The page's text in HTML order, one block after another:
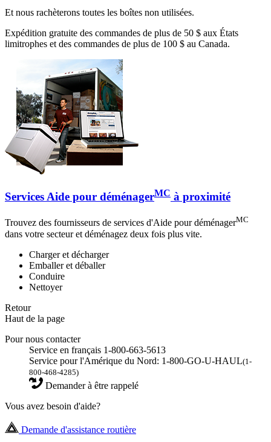
Et nous rachèterons toutes les boîtes non utilisées.
Expédition gratuite des commandes de plus de 50 $ aux États
limitrophes et des commandes de plus de 100 $ au Canada.
Services Aide pour déménagerMC à proximité
Trouvez des fournisseurs de services d'Aide pour déménagerMC
dans votre secteur et déménagez deux fois plus vite.
Charger et décharger
Emballer et déballer
Conduire
Nettoyer
Retour
Haut de la page
Pour nous contacter
Service en français 1-800-663-5613
Service pour l'Amérique du Nord: 1-800-GO-U-HAUL(1-
800-468-4285)
Demander à être rappelé
Vous avez besoin d'aide?
Demande d'assistance routière